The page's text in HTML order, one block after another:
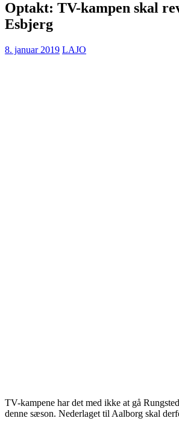
Optakt: TV-kampen skal
Esbjerg
8. januar 2019 LAJO
TV-kampene har det med ikke at gå
denne sæson. Nederlaget til Aalborg skal